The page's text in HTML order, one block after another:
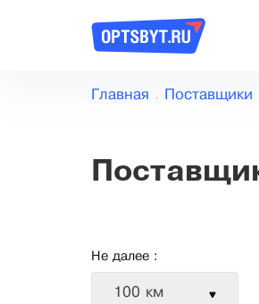
Главная Поставщики
Не далее :
100 км